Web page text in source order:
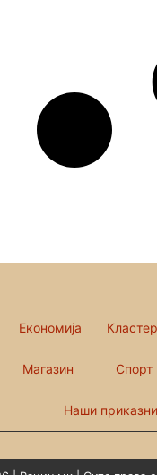
Економија
Магазин Спорт
Наши приказни